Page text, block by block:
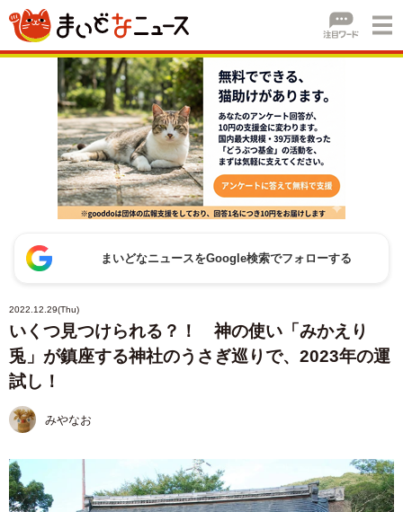
まいどなニュースをGoogle検索でフォローする
2022.12.29(Thu)
いくつ見つけられる？！ 神の使い「みかえり
兎」が鎮座する神社のうさぎ巡りで、2023年の運
試し！
みやなお